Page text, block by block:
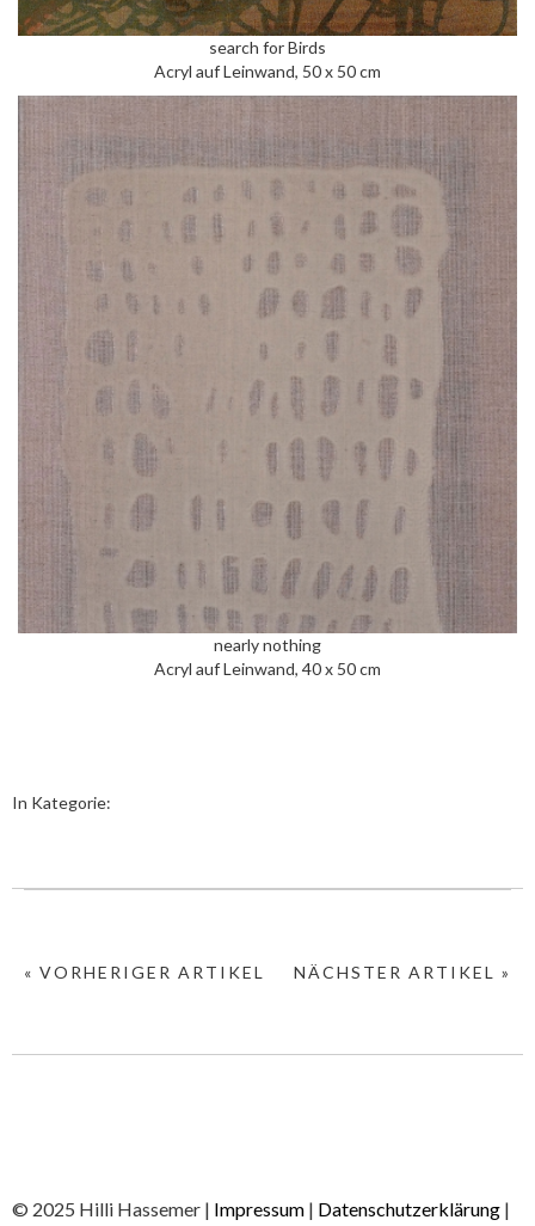
search for Birds
Acryl auf Leinwand, 50 x 50 cm
nearly nothing
Acryl auf Leinwand, 40 x 50 cm
In Kategorie:
NÄCHSTER ARTIKEL »
« VORHERIGER ARTIKEL
© 2025 Hilli Hassemer | Impressum | Datenschutzerklärung |